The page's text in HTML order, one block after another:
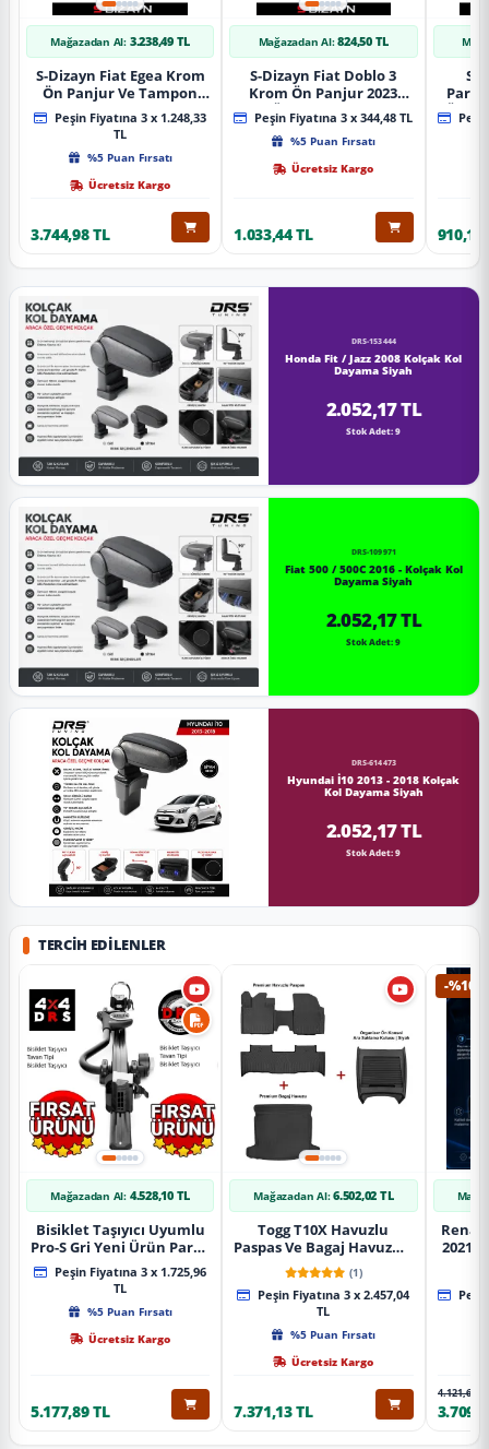
Mağazadan Al: 3.238,49 TL
S-Dizayn Fiat Egea Krom
Ön Panjur Ve Tampon
Çıta Seti Diamond Model
22 Prç. 2020 Üzeri (Parlak
Peşin Fiyatına 3 x 1.248,33
TL
%5 Puan Fırsatı
Ücretsiz Kargo
3.744,98 TL
Mağazadan Al: 824,50 TL
S-Dizayn Fiat Doblo 3
Krom Ön Panjur 2023
Üzeri A+ Kalite
Peşin Fiyatına 3 x 344,48 TL
%5 Puan Fırsatı
Ücretsiz Kargo
1.033,44 TL
S-
Ön
910,16
DRS-153444
Honda Fit / Jazz 2008 Kolçak Kol
Dayama Siyah
2.052,17 TL
Stok Adet: 9
DRS-109971
Fiat 500 / 500C 2016 - Kolçak Kol
Dayama Siyah
2.052,17 TL
Stok Adet: 9
DRS-614473
Hyundai İ10 2013 - 2018 Kolçak
Kol Dayama Siyah
2.052,17 TL
Stok Adet: 9
TERCIH EDILENLER
Mağazadan Al: 4.528,10 TL
Bisiklet Taşıyıcı Uyumlu
Pro-S Gri Yeni Ürün Parça
Tavan Tipi Bisiklet
Taşıyıcı
Peşin Fiyatına 3 x 1.725,96
TL
%5 Puan Fırsatı
Ücretsiz Kargo
5.177,89 TL
Mağazadan Al: 6.502,02 TL
Togg T10X Havuzlu
Paspas Ve Bagaj Havuzu +
Siyah Organizer
(1)
Peşin Fiyatına 3 x 2.457,04
TL
%5 Puan Fırsatı
Ücretsiz Kargo
7.371,13 TL
-%10
2021
4.121,65 TL